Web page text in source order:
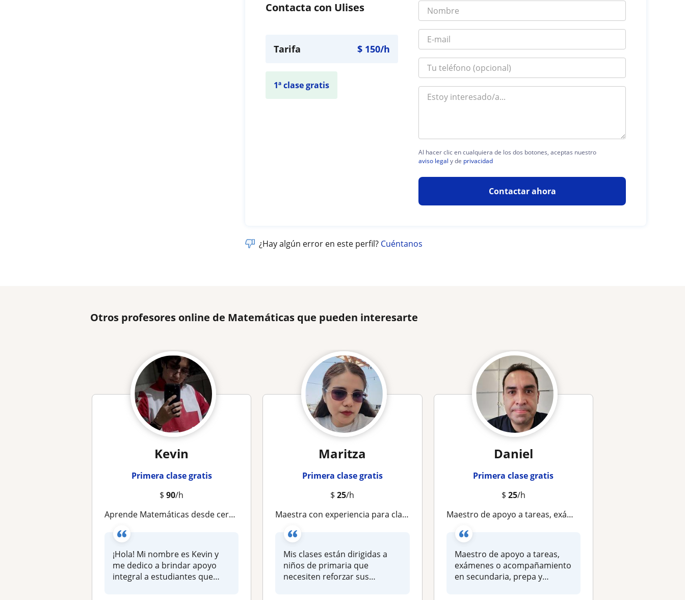
Contacta con Ulises
Tarifa $ 150/h
1ª clase gratis
Al hacer clic en cualquiera de los dos botones, aceptas nuestro
aviso legal y de privacidad
Contactar ahora
¿Hay algún error en este perfil? Cuéntanos
Otros profesores online de Matemáticas que pueden interesarte
Kevin
Primera clase gratis
$90/h
Aprende Matemáticas desde cero: Clases dinámicas online para Primaria y Secundaria
¡Hola! Mi nombre es Kevin y
me dedico a brindar apoyo
integral a estudiantes que
Maritza
Primera clase gratis
$25/h
Maestra con experiencia para clases en linea para niños, jovenes y adultos
Mis clases están dirigidas a
niños de primaria que
necesiten reforzar sus
Daniel
Primera clase gratis
$ 25/h
Maestro de apoyo a tareas, exámenes o acompañamiento en secundaria, prepa y universidad
Maestro de apoyo a tareas,
exámenes o acompañamiento
en secundaria, prepa y